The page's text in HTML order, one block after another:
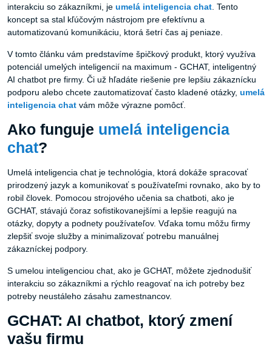
interakciu so zákazníkmi, je umelá inteligencia chat . Tento
koncept sa stal kľúčovým nástrojom pre efektívnu a
automatizovanú komunikáciu, ktorá šetrí čas aj peniaze.
V tomto článku vám predstavíme špičkový produkt, ktorý využíva
potenciál umelých inteligencií na maximum - GCHAT, inteligentný
AI chatbot pre firmy. Či už hľadáte riešenie pre lepšiu zákaznícku
podporu alebo chcete zautomatizovať často kladené otázky, umelá
inteligencia chat vám môže výrazne pomôcť.
Ako funguje umelá inteligencia
chat?
Umelá inteligencia chat je technológia, ktorá dokáže spracovať
prirodzený jazyk a komunikovať s používateľmi rovnako, ako by to
robil človek. Pomocou strojového učenia sa chatboti, ako je
GCHAT, stávajú čoraz sofistikovanejšími a lepšie reagujú na
otázky, dopyty a podnety používateľov. Vďaka tomu môžu firmy
zlepšiť svoje služby a minimalizovať potrebu manuálnej
zákazníckej podpory.
S umelou inteligenciou chat, ako je GCHAT, môžete zjednodušiť
interakciu so zákazníkmi a rýchlo reagovať na ich potreby bez
potreby neustáleho zásahu zamestnancov.
GCHAT: AI chatbot, ktorý zmení
vašu firmu